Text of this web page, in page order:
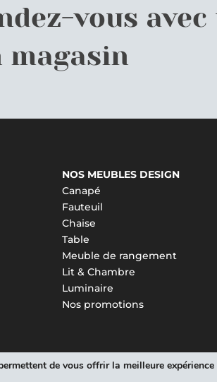
vous avec
magasin
NOS MEUBLES DESIGN
Canapé
Fauteuil
Chaise
Table
Meuble de rangement
Lit & Chambre
Luminaire
Nos promotions
de vous offrir la meilleure expérience